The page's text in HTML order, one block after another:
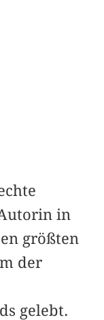
in
größten
der
gelebt.